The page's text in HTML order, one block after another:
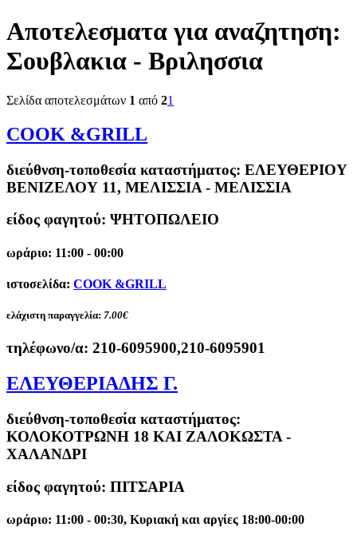
Αποτελεσματα για αναζητηση:
Σουβλακια - Βριλησσια
Σελίδα αποτελεσμάτων 1 από 21
COOK &GRILL
διεύθνση-τοποθεσία καταστήματος: ΕΛΕΥΘΕΡΙΟΥ
ΒΕΝΙΖΕΛΟΥ 11, ΜΕΛΙΣΣΙΑ - ΜΕΛΙΣΣΙΑ
είδος φαγητού: ΨΗΤΟΠΩΛΕΙΟ
ωράριο: 11:00 - 00:00
ιστοσελίδα: COOK &GRILL
ελάχιστη παραγγελία: 7.00€
τηλέφωνο/α: 210-6095900,210-6095901
ΕΛΕΥΘΕΡΙΑΔΗΣ Γ.
διεύθνση-τοποθεσία καταστήματος:
ΚΟΛΟΚΟΤΡΩΝΗ 18 ΚΑΙ ΖΑΛΟΚΩΣΤΑ -
ΧΑΛΑΝΔΡΙ
είδος φαγητού: ΠΙΤΣΑΡΙΑ
ωράριο: 11:00 - 00:30, Κυριακή και αργίες 18:00-00:00